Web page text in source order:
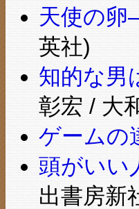
天使の卵
英社)
知的な男
彰宏 / 大
ゲームの
頭がいい
出書房新